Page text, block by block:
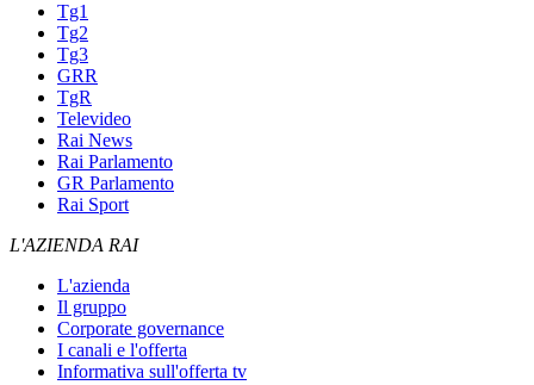
Tg1
Tg2
Tg3
GRR
TgR
Televideo
Rai News
Rai Parlamento
GR Parlamento
Rai Sport
L'AZIENDA RAI
L'azienda
Il gruppo
Corporate governance
I canali e l'offerta
Informativa sull'offerta tv